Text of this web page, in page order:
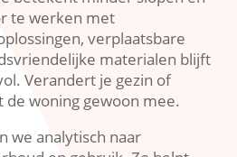
te werken met
verplaatsbare
materialen blijft
Verandert je gezin of
woning gewoon mee.​
we analytisch naar